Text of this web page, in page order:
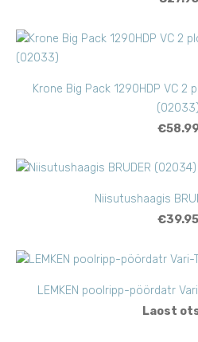
Krone Big Pack 1290HDP VC 2
(02033)
Niisutushaagis
€39.95
LEMKEN poolripp-pöördatr
Laost